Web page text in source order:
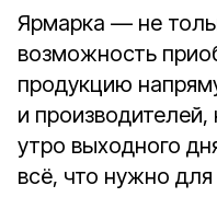
Ярмарка — не
возможность
продукцию
и
утро выходного
всё, что нужно